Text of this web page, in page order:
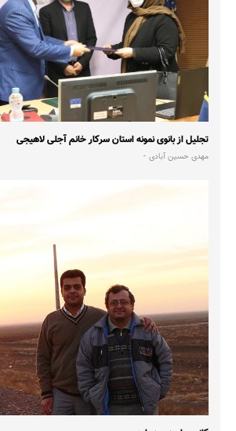
تجلیل از بانوی نمونه استان سرکار خانم آجلی لاهیجی
مهدی حسین آبادی